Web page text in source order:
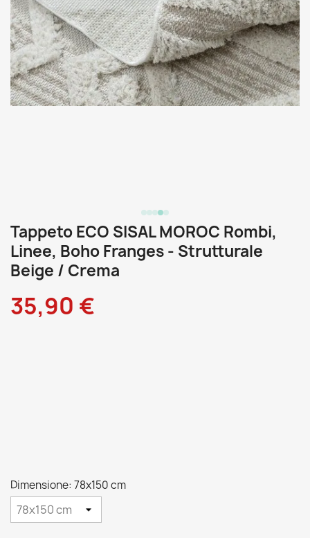
Tappeto ECO SISAL MOROC Rombi,
Linee, Boho Franges - Strutturale
Beige / Crema
35,90 €
Dimensione: 78x150 cm